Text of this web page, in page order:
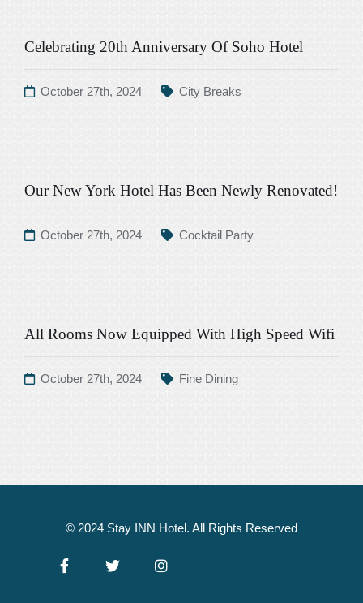
Celebrating 20th Anniversary Of Soho Hotel
October 27th, 2024 City Breaks
Our New York Hotel Has Been Newly Renovated!
October 27th, 2024 Cocktail Party
All Rooms Now Equipped With High Speed Wifi
October 27th, 2024 Fine Dining
© 2024 Stay INN Hotel. All Rights Reserved